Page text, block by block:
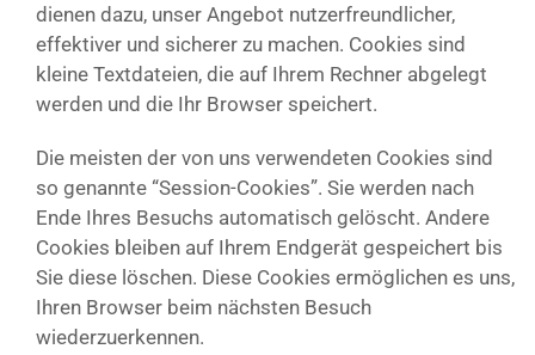
dienen dazu, unser Angebot nutzerfreundlicher,
effektiver und sicherer zu machen. Cookies sind
kleine Textdateien, die auf Ihrem Rechner abgelegt
werden und die Ihr Browser speichert.
Die meisten der von uns verwendeten Cookies sind
so genannte “Session-Cookies”. Sie werden nach
Ende Ihres Besuchs automatisch gelöscht. Andere
Cookies bleiben auf Ihrem Endgerät gespeichert bis
Sie diese löschen. Diese Cookies ermöglichen es uns,
Ihren Browser beim nächsten Besuch
wiederzuerkennen.